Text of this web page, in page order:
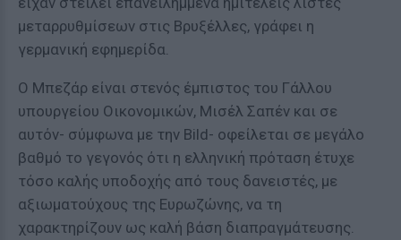
μεταρρυθμίσεων στις Βρυξέλλες, γράφει η
γερμανική εφημερίδα.
Ο Μπεζάρ είναι στενός έμπιστος του Γάλλου
υπουργείου Οικονομικών, Μισέλ Σαπέν και σε
αυτόν- σύμφωνα με την Bild- οφείλεται σε μεγάλο
βαθμό το γεγονός ότι η ελληνική πρόταση έτυχε
τόσο καλής υποδοχής από τους δανειστές, με
αξιωματούχους της Ευρωζώνης, να τη
χαρακτηρίζουν ως καλή βάση διαπραγμάτευσης.